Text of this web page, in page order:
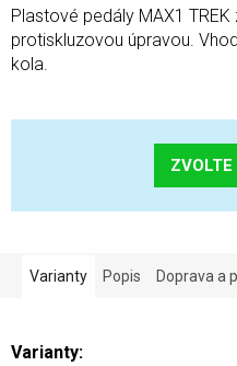
Plastové pedály MAX1
protiskluzovou úpravou.
kola.
Varianty Popis Doprava a